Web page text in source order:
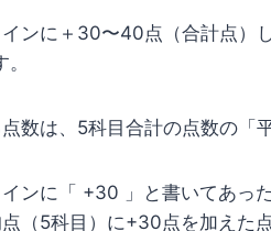
ンに＋30〜40点（合計点）
数は、5科目合計の点数の「
ンに「 +30 」と書いてあっ
（5科目）に+30点を加えた